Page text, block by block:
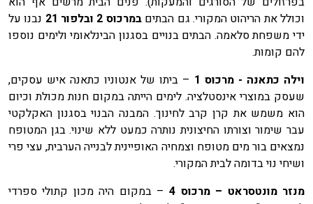
וכולל את הריהוט המקורי. גם הבתיםבמרכוס 2 ובלפור 21
נבנו על
ידי משפחת סלאמה. הבתים בנויים בסגנון הבינלאומי ולימים נוספו
להם קומות.
וילה כתאנה - מרכוס 1
– ביתו של אנטוניו כתאנה איש עסקים,
שעסק במוצרי אינסטלציה. לימים הייתה במקום חנות מכולת וכיום
הוא משמש את קרן קרב לחינוך. המבנה הבנוי בסגנון האקלקטי
עבר שימור וצורתו החיצונית נותרה כמעט ללא שינוי. בגן המטופח
נמצאים בור מים מטופח וצמחיה האופיינית לבנייה הערבית, עצי פרי
ושיחי נוי בדומה לבית המקורי.
מנזר מונטסראט – מרכוס 4– במקום היה מכון קתולי ספרדי